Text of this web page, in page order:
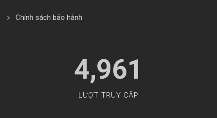
Chính sách bảo hành
4,961
LƯỢT TRUY CẬP